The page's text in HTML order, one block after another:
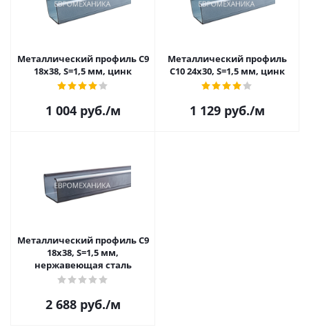
Металлический профиль C9
18х38, S=1,5 мм, цинк
1 004руб./м
Металлический профиль
C10 24х30, S=1,5 мм, цинк
1 129руб./м
Металлический профиль C9
18х38, S=1,5 мм,
нержавеющая сталь
2 688руб./м